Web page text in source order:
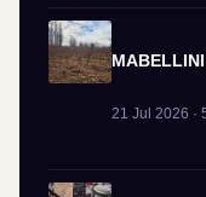
21 Jul 2026 ·